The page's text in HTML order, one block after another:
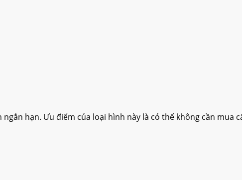
hạn. Ưu điểm của loại hình này là có thể không cần mua